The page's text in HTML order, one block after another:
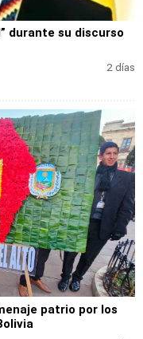
durante su discurso
2 días
patrio por los